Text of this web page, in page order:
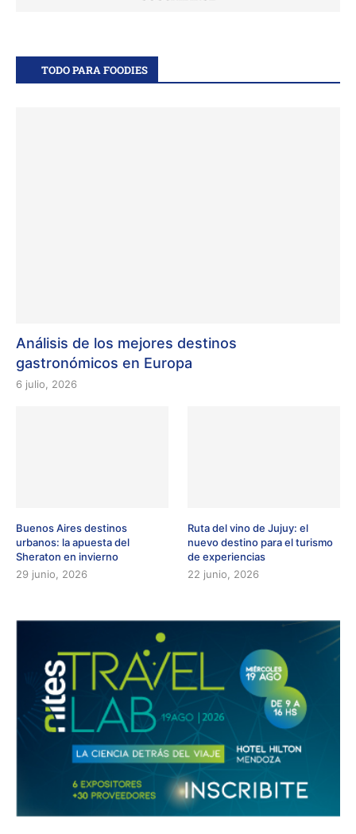
TODO PARA FOODIES
Análisis de los mejores destinos
gastronómicos en Europa
6 julio, 2026
Buenos Aires destinos
urbanos: la apuesta del
Sheraton en invierno
29 junio, 2026
Ruta del vino de Jujuy: el
nuevo destino para el turismo
de experiencias
22 junio, 2026